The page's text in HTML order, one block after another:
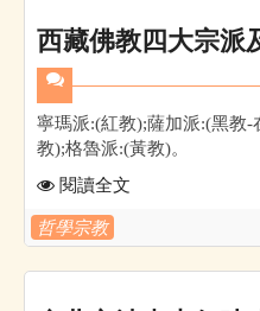
西藏佛教四大宗派
寧瑪派:(紅教);薩加派:(黑教-
教);格魯派:(黃教)。
閱讀全文
哲學宗教